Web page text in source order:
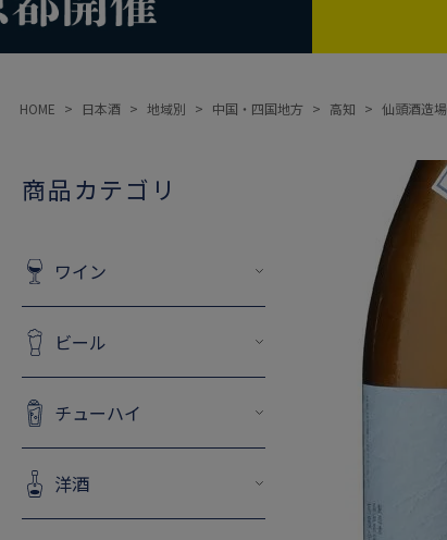
HOME 日本酒 地域別 中国・四国地方 高知 仙頭酒造場
商品カテゴリ
ワイン
ビール
チューハイ
洋酒